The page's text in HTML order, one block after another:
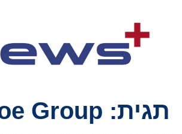
תגית: Group